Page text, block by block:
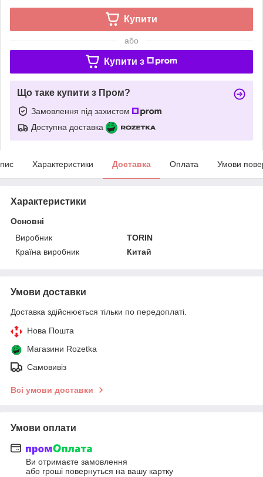
Купити
або
Купити з
Що таке купити з Пром?
Замовлення під захистом
Доступна доставка
Характеристики Доставка Оплата Умови
Характеристики
Основні
Виробник
TORIN
Країна виробник
Китай
Умови доставки
Доставка здійснюється тільки по передоплаті.
Нова Пошта
Магазини Rozetka
Самовивіз
Всі умови доставки
Умови оплати
Ви отримаєте замовлення
або гроші повернуться на вашу картку